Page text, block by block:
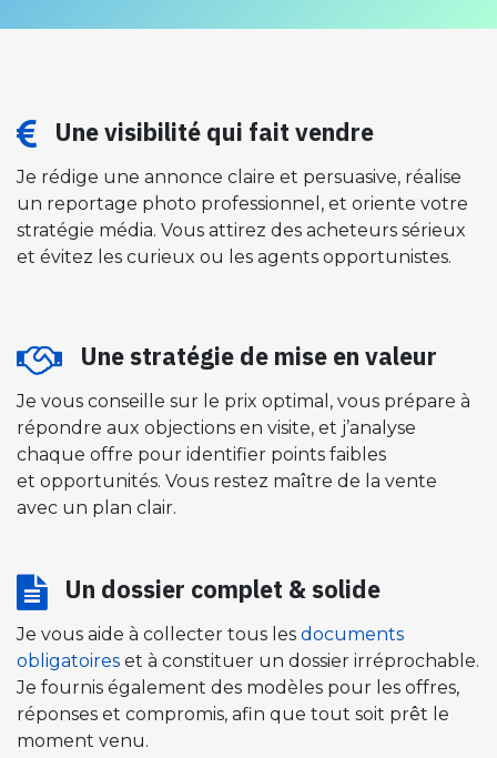
Une visibilité qui fait vendre​
Je rédige une annonce claire et persuasive, réalise
un reportage photo professionnel, et oriente votre
stratégie média. Vous attirez des acheteurs sérieux
et évitez les curieux ou les agents opportunistes.
Une stratégie de mise en valeur ​
Je vous conseille sur le prix optimal, vous prépare à
répondre aux objections en visite, et j’analyse
chaque offre pour identifier points faibles
et opportunités. Vous restez maître de la vente
avec un plan clair.
Un dossier complet & solide
Je vous aide à collecter tous les documents
obligatoires et à constituer un dossier irréprochable.
Je fournis également des modèles pour les offres,
réponses et compromis, afin que tout soit prêt le
moment venu.